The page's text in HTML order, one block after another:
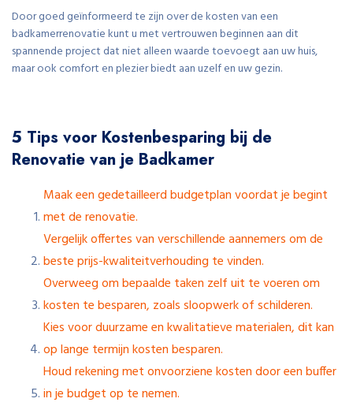
Door goed geïnformeerd te zijn over de kosten van een
badkamerrenovatie kunt u met vertrouwen beginnen aan dit
spannende project dat niet alleen waarde toevoegt aan uw huis,
maar ook comfort en plezier biedt aan uzelf en uw gezin.
5 Tips voor Kostenbesparing bij de
Renovatie van je Badkamer
Maak een gedetailleerd budgetplan voordat je begint
met de renovatie.
Vergelijk offertes van verschillende aannemers om de
beste prijs-kwaliteitverhouding te vinden.
Overweeg om bepaalde taken zelf uit te voeren om
kosten te besparen, zoals sloopwerk of schilderen.
Kies voor duurzame en kwalitatieve materialen, dit kan
op lange termijn kosten besparen.
Houd rekening met onvoorziene kosten door een buffer
in je budget op te nemen.